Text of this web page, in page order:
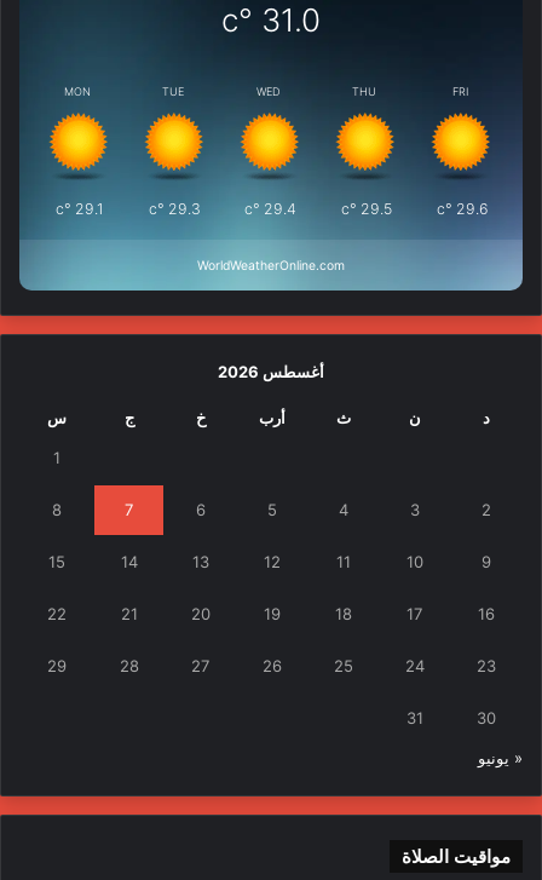
31.0
°c
MON
29.1
°c
TUE
29.3
°c
WED
29.4
°c
THU
29.5
°c
FRI
29.6
°c
WorldWeatherOnline.com
أغسطس 2026
د ن ث أرب خ ج س
1
2
3
4
5
6
7
8
9
10
11
12
13
14
15
16
17
18
19
20
21
22
23
24
25
26
27
28
29
30
31
« يونيو
مواقيت الصلاة